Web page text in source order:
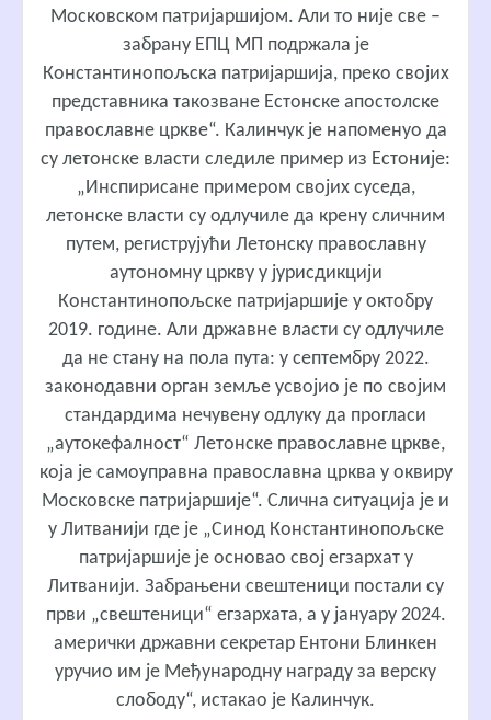
Московском патријаршијом. Али то није све –
забрану ЕПЦ МП подржала је
Константинопољска патријаршија, преко својих
представника такозване Естонске апостолске
православне цркве“. Калинчук је напоменуо да
су летонске власти следиле пример из Естоније:
„Инспирисане примером својих суседа,
летонске власти су одлучиле да крену сличним
путем, региструјући Летонску православну
аутономну цркву у јурисдикцији
Константинопољске патријаршије у октобру
2019. године. Али државне власти су одлучиле
да не стану на пола пута: у септембру 2022.
законодавни орган земље усвојио је по својим
стандардима нечувену одлуку да прогласи
„аутокефалност“ Летонске православне цркве,
која је самоуправна православна црква у оквиру
Московске патријаршије“. Слична ситуација је и
у Литванији где је „Синод Константинопољске
патријаршије је основао свој егзархат у
Литванији. Забрањени свештеници постали су
први „свештеници“ егзархата, а у јануару 2024.
амерички државни секретар Ентони Блинкен
уручио им је Међународну награду за верску
слободу“, истакао је Калинчук.